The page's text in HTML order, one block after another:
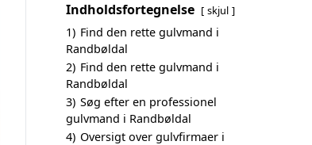
Indholdsfortegnelse skjul
1) Find den rette gulvmand i
Randbøldal
2) Find den rette gulvmand i
Randbøldal
3) Søg efter en professionel
gulvmand i Randbøldal
4) Oversigt over gulvfirmaer i